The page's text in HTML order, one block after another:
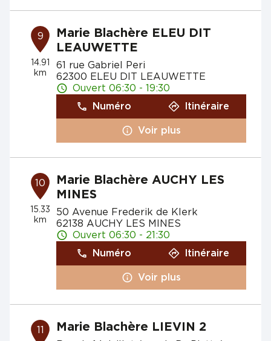
9
14.91
km
Marie Blachère ELEU DIT
LEAUWETTE
61 rue Gabriel Peri
62300 ELEU DIT LEAUWETTE
Ouvert 06:30 - 19:30
Numéro
Itinéraire
Voir plus
10
15.33
km
Marie Blachère AUCHY LES
MINES
50 Avenue Frederik de Klerk
62138 AUCHY LES MINES
Ouvert 06:30 - 21:30
Numéro
Itinéraire
Voir plus
11 Marie Blachère LIEVIN 2